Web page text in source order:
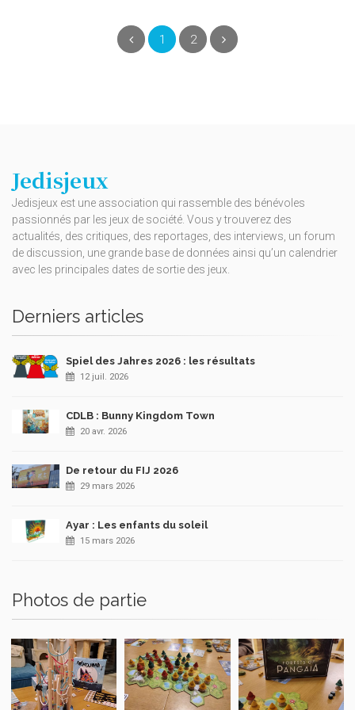
Précédent
1 (current)
2 Suivant
Jedisjeux
Jedisjeux est une association qui rassemble des bénévoles
passionnés par les jeux de société. Vous y trouverez des
actualités, des critiques, des reportages, des interviews, un forum
de discussion, une grande base de données ainsi qu’un calendrier
avec les principales dates de sortie des jeux.
Derniers articles
Spiel des Jahres 2026 : les résultats
12 juil. 2026
CDLB : Bunny Kingdom Town
20 avr. 2026
De retour du FIJ 2026
29 mars 2026
Ayar : Les enfants du soleil
15 mars 2026
Photos de partie